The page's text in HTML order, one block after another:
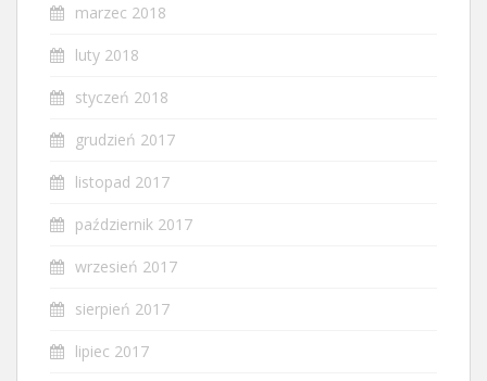
marzec 2018
luty 2018
styczeń 2018
grudzień 2017
listopad 2017
październik 2017
wrzesień 2017
sierpień 2017
lipiec 2017